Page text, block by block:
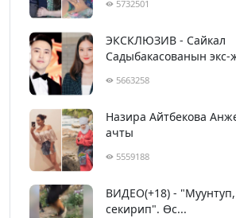
5732501
ЭКСКЛЮЗИВ - Сайкал
Садыбакасованын экс-
5663258
Назира Айтбекова
ачты
5559188
ВИДЕО(+18) -
секирип". Өс...